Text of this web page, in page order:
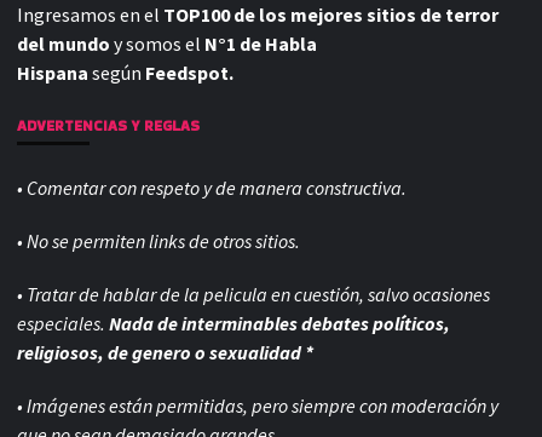
Ingresamos en el TOP100 de los mejores sitios de terror
del mundo y somos el N°1 de Habla
Hispana según Feedspot.
ADVERTENCIAS Y REGLAS
• Comentar con respeto y de manera constructiva.
• No se permiten links de otros sitios.
• Tratar de hablar de la pelicula en cuestión, salvo ocasiones
especiales. Nada de interminables debates políticos,
religiosos, de genero o sexualidad *
• Imágenes están permitidas, pero siempre conmoderación y